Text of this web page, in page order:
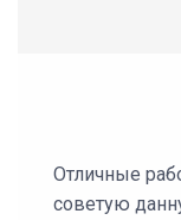
Отличные
советую